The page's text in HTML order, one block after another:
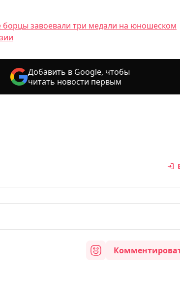
борцы завоевали три медали на юношеском
Добавить в Google, чтобы
читать новости первым